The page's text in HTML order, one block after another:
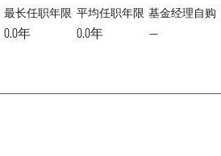
最长任职年限
0.0年
平均任职年限
0.0年
基金经理自购
—